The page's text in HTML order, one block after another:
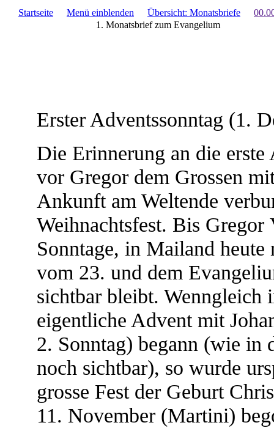
Startseite Menü einblenden Übersicht: Monatsbriefe
1. Monatsbrief zum Evangelium
Erster Adventssonntag (1.
Die Erinnerung an die
vor Gregor dem Grossen
Ankunft am Weltende
Weihnachtsfest. Bis
Sonntage, in Mailand heute
vom 23. und dem
sichtbar bleibt. Wenngleich
eigentliche Advent mit
2. Sonntag) begann (wie in
noch sichtbar), so wurde
grosse Fest der Geburt
11. November (Martini)